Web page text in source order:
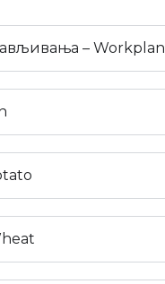
– Workplan